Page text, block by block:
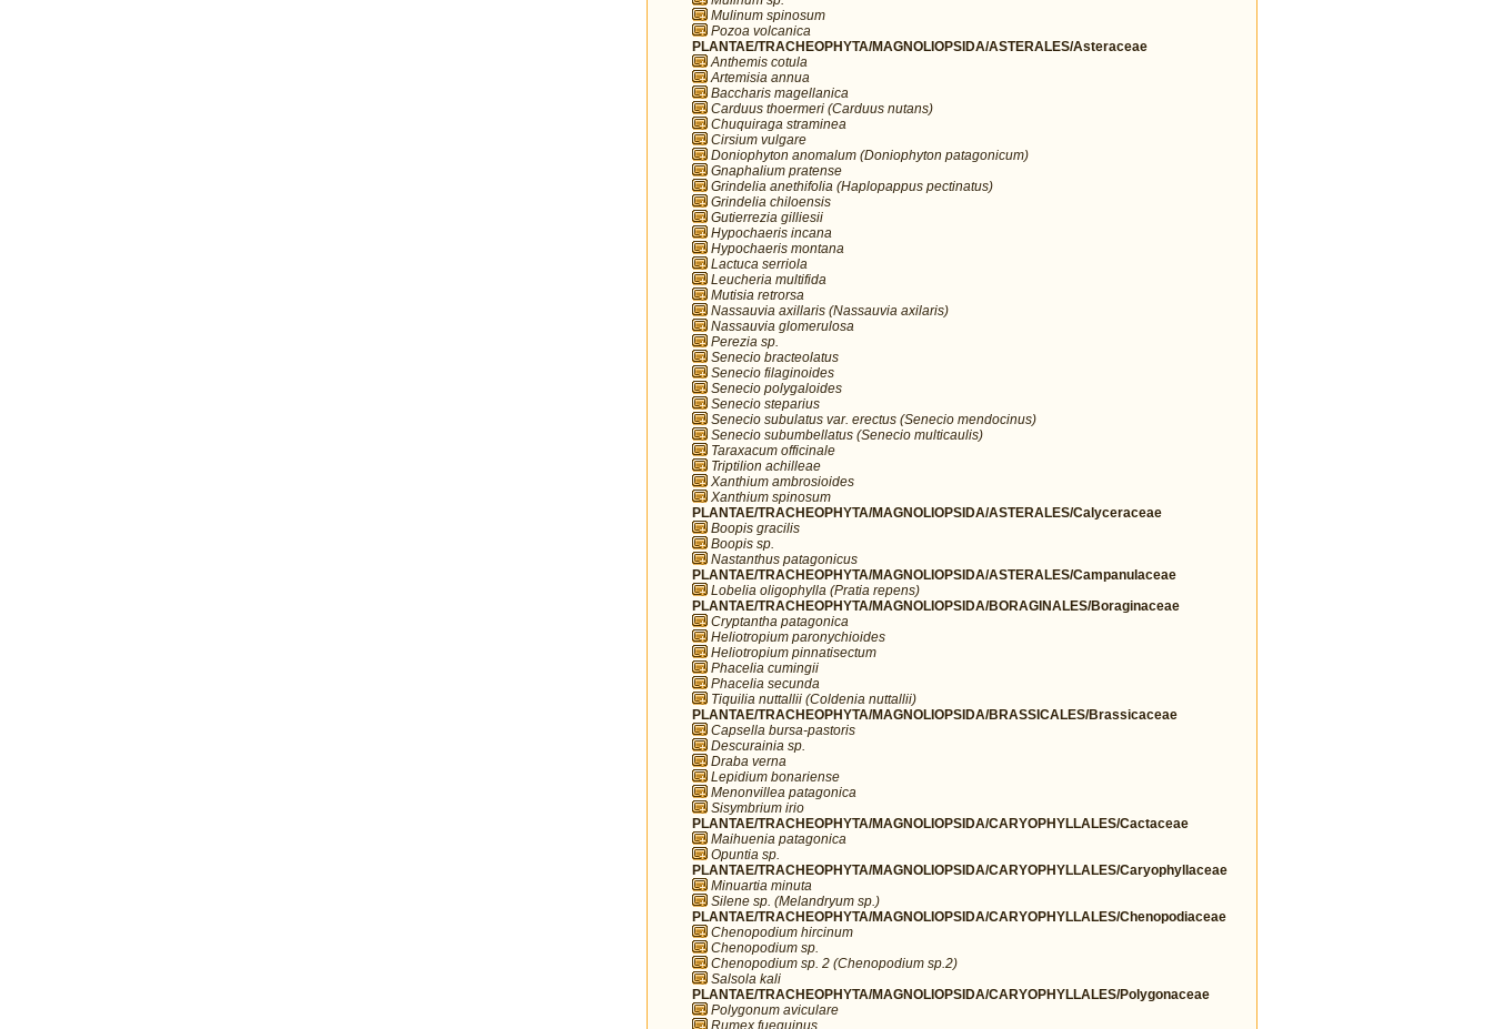
Mulinum spinosum
Pozoa volcanica
PLANTAE/TRACHEOPHYTA/MAGNOLIOPSIDA/ASTERALES/Asteraceae
Anthemis cotula
Artemisia annua
Baccharis magellanica
Carduus thoermeri (Carduus nutans)
Chuquiraga straminea
Cirsium vulgare
Doniophyton anomalum (Doniophyton patagonicum)
Gnaphalium pratense
Grindelia anethifolia (Haplopappus pectinatus)
Grindelia chiloensis
Gutierrezia gilliesii
Hypochaeris incana
Hypochaeris montana
Lactuca serriola
Leucheria multifida
Mutisia retrorsa
Nassauvia axillaris (Nassauvia axilaris)
Nassauvia glomerulosa
Perezia sp.
Senecio bracteolatus
Senecio filaginoides
Senecio polygaloides
Senecio steparius
Senecio subulatus var. erectus (Senecio mendocinus)
Senecio subumbellatus (Senecio multicaulis)
Taraxacum officinale
Triptilion achilleae
Xanthium ambrosioides
Xanthium spinosum
PLANTAE/TRACHEOPHYTA/MAGNOLIOPSIDA/ASTERALES/Calyceraceae
Boopis gracilis
Boopis sp.
Nastanthus patagonicus
PLANTAE/TRACHEOPHYTA/MAGNOLIOPSIDA/ASTERALES/Campanulaceae
Lobelia oligophylla (Pratia repens)
PLANTAE/TRACHEOPHYTA/MAGNOLIOPSIDA/BORAGINALES/Boraginaceae
Cryptantha patagonica
Heliotropium paronychioides
Heliotropium pinnatisectum
Phacelia cumingii
Phacelia secunda
Tiquilia nuttallii (Coldenia nuttallii)
PLANTAE/TRACHEOPHYTA/MAGNOLIOPSIDA/BRASSICALES/Brassicaceae
Capsella bursa-pastoris
Descurainia sp.
Draba verna
Lepidium bonariense
Menonvillea patagonica
Sisymbrium irio
PLANTAE/TRACHEOPHYTA/MAGNOLIOPSIDA/CARYOPHYLLALES/Cactaceae
Maihuenia patagonica
Opuntia sp.
PLANTAE/TRACHEOPHYTA/MAGNOLIOPSIDA/CARYOPHYLLALES/Caryophyllaceae
Minuartia minuta
Silene sp. (Melandryum sp.)
PLANTAE/TRACHEOPHYTA/MAGNOLIOPSIDA/CARYOPHYLLALES/Chenopodiaceae
Chenopodium hircinum
Chenopodium sp.
Chenopodium sp. 2 (Chenopodium sp.2)
Salsola kali
PLANTAE/TRACHEOPHYTA/MAGNOLIOPSIDA/CARYOPHYLLALES/Polygonaceae
Polygonum aviculare
Rumex fueguinus